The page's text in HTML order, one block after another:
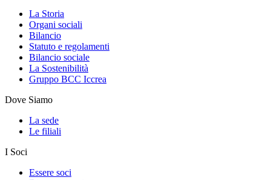
La Storia
Organi sociali
Bilancio
Statuto e regolamenti
Bilancio sociale
La Sostenibilità
Gruppo BCC Iccrea
Dove Siamo
La sede
Le filiali
I Soci
Essere soci